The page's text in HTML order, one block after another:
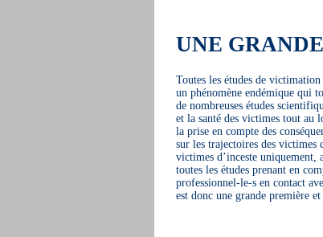
UNE
Toutes les études de
un phénomène endémique qui
de nombreuses études
et la santé des victimes tout au
la prise en compte des
sur les trajectoires des victimes
victimes d’inceste uniquement,
toutes les études prenant en
professionnel-le-s en contact
est donc une grande première